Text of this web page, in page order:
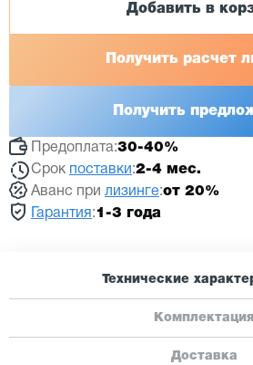
Добавить в
Получить расчет
Получить
Предоплата:30-40%
Срок поставки :2-4 мес.
Аванс при лизинге:от 20%
Гарантия :1-3 года
Технические
Комплектация
Доставка